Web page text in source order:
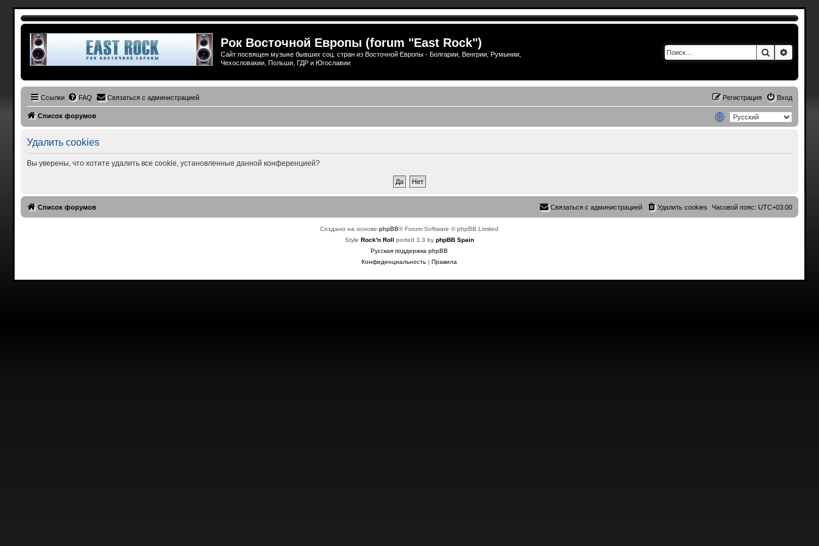
Рок Восточной Европы (forum "East Rock")
Сайт посвящен музыке бывших соц. стран из Восточной Европы - Болгарии, Венгрии, Румынии,
Чехословакии, Польши, ГДР и Югославии
Поиск
Ссылки FAQ Связаться с администрацией Вход
Регистрация
Список форумов
Удалить cookies
Вы уверены, что хотите удалить все cookie, установленные данной конференцией?
Список форумов Часовой пояс:UTC+03:00
Удалить cookies
Связаться с администрацией
Создано на основеphpBB® Forum Software © phpBB Limited
Style Rock'n Roll ported 3.3 by phpBB Spain
Русская поддержка phpBB
Конфиденциальность |Правила